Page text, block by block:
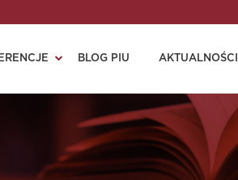
BLOG PIU AKTUALNOŚCI